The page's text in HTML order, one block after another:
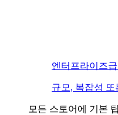
엔터프라이즈
규모, 복잡성
모든 스토어에 기본